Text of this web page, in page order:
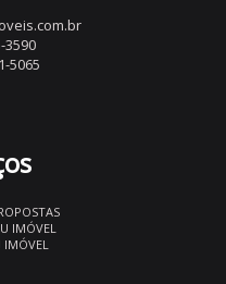
3590
5065
IMÓVEL
IMÓVEL